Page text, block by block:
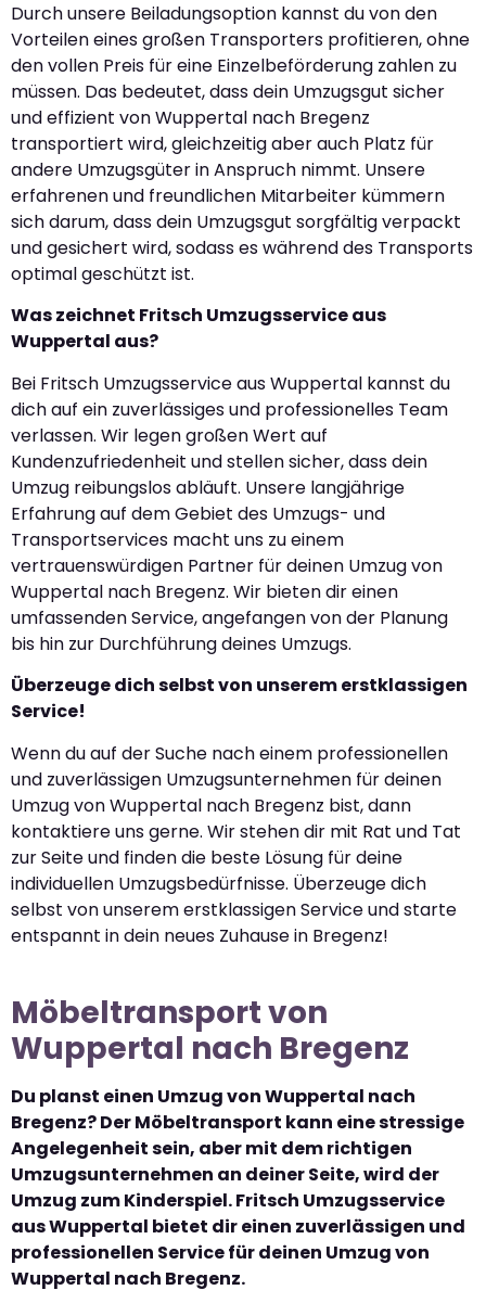
Durch unsere Beiladungsoption kannst du von den
Vorteilen eines großen Transporters profitieren, ohne
den vollen Preis für eine Einzelbeförderung zahlen zu
müssen. Das bedeutet, dass dein Umzugsgut sicher
und effizient von Wuppertal nach Bregenz
transportiert wird, gleichzeitig aber auch Platz für
andere Umzugsgüter in Anspruch nimmt. Unsere
erfahrenen und freundlichen Mitarbeiter kümmern
sich darum, dass dein Umzugsgut sorgfältig verpackt
und gesichert wird, sodass es während des Transports
optimal geschützt ist.
Was zeichnet Fritsch Umzugsservice aus
Wuppertal aus?
Bei Fritsch Umzugsservice aus Wuppertal kannst du
dich auf ein zuverlässiges und professionelles Team
verlassen. Wir legen großen Wert auf
Kundenzufriedenheit und stellen sicher, dass dein
Umzug reibungslos abläuft. Unsere langjährige
Erfahrung auf dem Gebiet des Umzugs- und
Transportservices macht uns zu einem
vertrauenswürdigen Partner für deinen Umzug von
Wuppertal nach Bregenz. Wir bieten dir einen
umfassenden Service, angefangen von der Planung
bis hin zur Durchführung deines Umzugs.
Überzeuge dich selbst von unserem erstklassigen
Service!
Wenn du auf der Suche nach einem professionellen
und zuverlässigen Umzugsunternehmen für deinen
Umzug von Wuppertal nach Bregenz bist, dann
kontaktiere uns gerne. Wir stehen dir mit Rat und Tat
zur Seite und finden die beste Lösung für deine
individuellen Umzugsbedürfnisse. Überzeuge dich
selbst von unserem erstklassigen Service und starte
entspannt in dein neues Zuhause in Bregenz!
Möbeltransport von
Wuppertal nach Bregenz
Du planst einen Umzug von Wuppertal nach
Bregenz? Der Möbeltransport kann eine stressige
Angelegenheit sein, aber mit dem richtigen
Umzugsunternehmen an deiner Seite, wird der
Umzug zum Kinderspiel. Fritsch Umzugsservice
aus Wuppertal bietet dir einen zuverlässigen und
professionellen Service für deinen Umzug von
Wuppertal nach Bregenz.